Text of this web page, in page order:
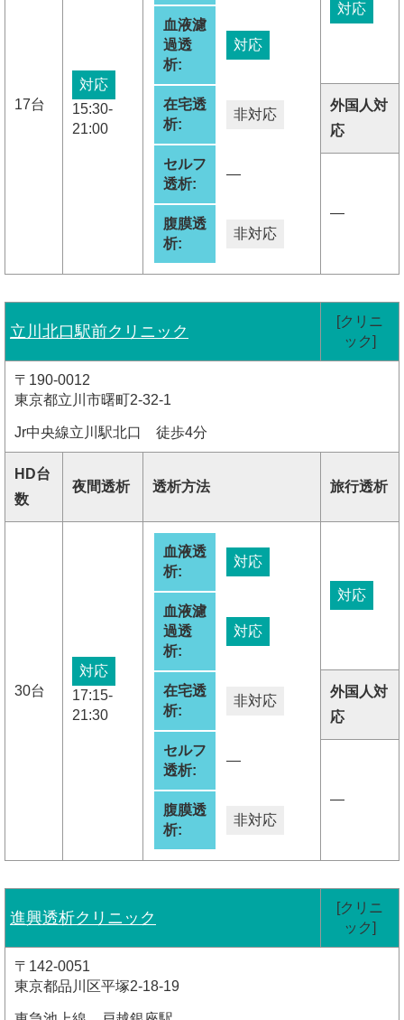
17台
対応
15:30-
21:00
血液濾
過透
析:
対応
在宅透
析:
非対応
セルフ
透析:
―
腹膜透
析:
非対応
対応
外国人対
応
―
立川北口駅前クリニック
[クリニ
ック]
〒190-0012
東京都立川市曙町2-32-1
Jr中央線立川駅北口 徒歩4分
HD台
数
夜間透析 透析方法 旅行透析
30台
対応
17:15-
21:30
血液透
析:
対応
血液濾
過透
析:
対応
在宅透
析:
非対応
セルフ
透析:
―
腹膜透
析:
非対応
対応
外国人対
応
―
進興透析クリニック
[クリニ
ック]
〒142-0051
東京都品川区平塚2-18-19